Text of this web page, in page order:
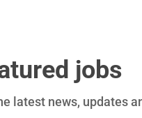
jobs
latest news, updates